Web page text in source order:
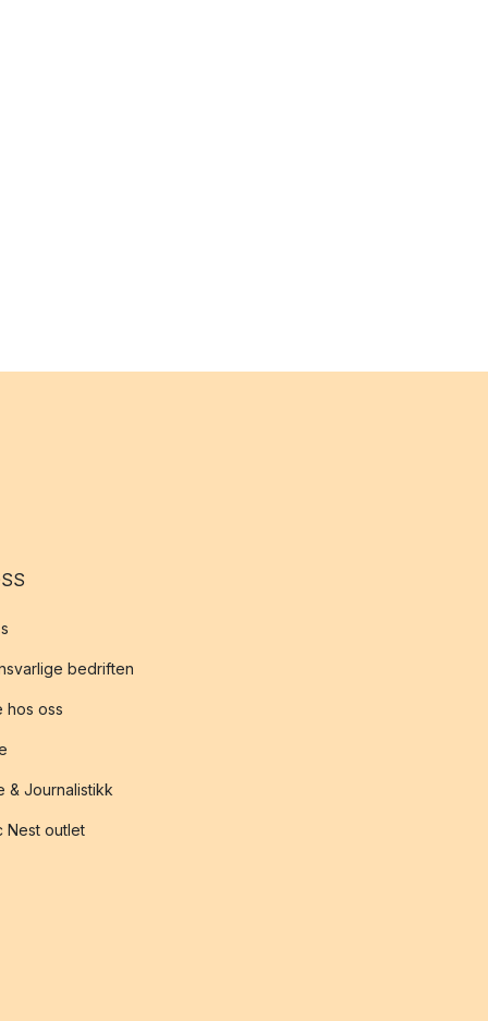
bedriften
hos oss
& Journalistikk
Nest outlet